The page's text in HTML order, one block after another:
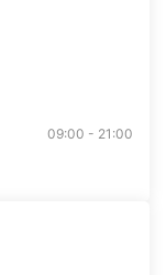
09:00 - 21:00